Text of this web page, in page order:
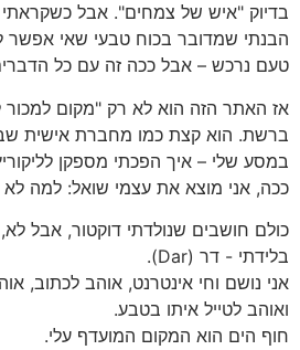
בדיוק "איש של צמחים". אבל כשקראתי
הבנתי שמדובר בכוח טבעי שאי אפשר
טעם נרכש – אבל ככה זה עם כל
אז האתר הזה הוא לא רק "מקום למכור
ברשת. הוא קצת כמו מחברת אישית
במסע שלי – איך הפכתי מספקן
ככה, אני מוצא את עצמי שואל: למה לא
כולם חושבים שנולדתי דוקטור, אבל
בלידתי - דר (Dar).
אני נושם וחי אינטרנט, אוהב לכתוב,
ואוהב לטייל איתו בטבע.
חוף הים הוא המקום המועדף עלי.